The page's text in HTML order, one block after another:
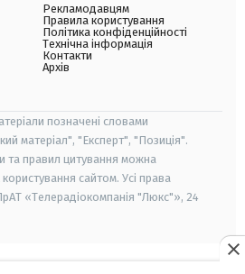
Рекламодавцям
Правила користування
Політика конфіденційності
Технічна інформація
Контакти
Архів
позначені словами
матеріал", "Експерт", "Позиція".
та правил цитування можна
сайтом. Усі права
«Телерадіокомпанія "Люкс"», 24